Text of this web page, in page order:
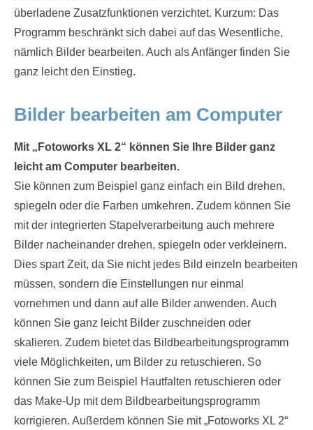
überladene Zusatzfunktionen verzichtet. Kurzum: Das
Programm beschränkt sich dabei auf das Wesentliche,
nämlich Bilder bearbeiten. Auch als Anfänger finden Sie
ganz leicht den Einstieg.
Bilder bearbeiten am Computer
Mit „Fotoworks XL 2“ können Sie Ihre Bilder ganz
leicht am Computer bearbeiten.
Sie können zum Beispiel ganz einfach ein Bild drehen,
spiegeln oder die Farben umkehren. Zudem können Sie
mit der integrierten Stapelverarbeitung auch mehrere
Bilder nacheinander drehen, spiegeln oder verkleinern.
Dies spart Zeit, da Sie nicht jedes Bild einzeln bearbeiten
müssen, sondern die Einstellungen nur einmal
vornehmen und dann auf alle Bilder anwenden. Auch
können Sie ganz leicht Bilder zuschneiden oder
skalieren. Zudem bietet das Bildbearbeitungsprogramm
viele Möglichkeiten, um Bilder zu retuschieren. So
können Sie zum Beispiel Hautfalten retuschieren oder
das Make-Up mit dem Bildbearbeitungsprogramm
korrigieren. Außerdem können Sie mit „Fotoworks XL 2“